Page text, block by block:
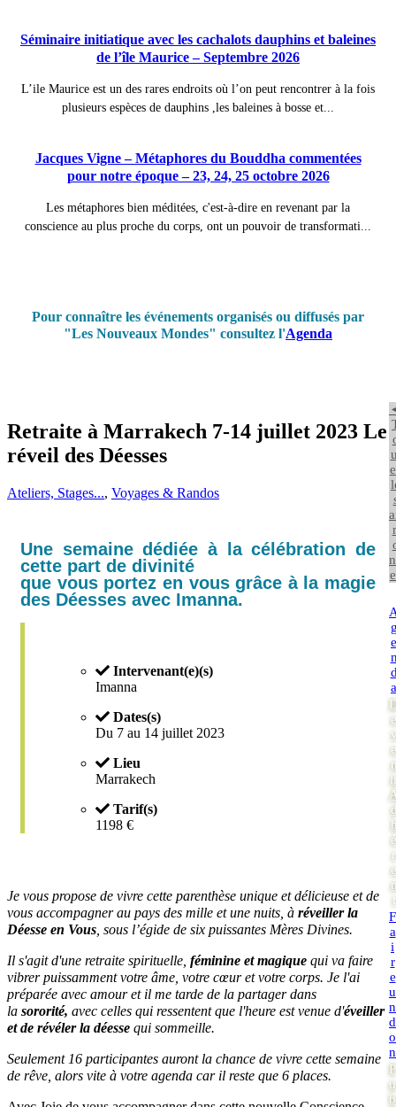
Séminaire initiatique avec les cachalots dauphins et baleines
de l’île Maurice – Septembre 2026
L’ile Maurice est un des rares endroits où l’on peut rencontrer à la fois
plusieurs espèces de dauphins ,les baleines à bosse et...
Jacques Vigne – Métaphores du Bouddha commentées
pour notre époque – 23, 24, 25 octobre 2026
Les métaphores bien méditées, c'est-à-dire en revenant par la
conscience au plus proche du corps, ont un pouvoir de transformati...
Pour connaître les événements organisés ou diffusés par
"Les Nouveaux Mondes" consultez l'Agenda
Retraite à Marrakech 7-14 juillet 2023 Le
réveil des Déesses
Ateliers, Stages..., Voyages & Randos
Une semaine dédiée à la célébration de
cette part de divinité
que vous portez en vous grâce à la magie
des Déesses avec Imanna.
Intervenant(e)(s)
Imanna
Dates(s)
Du 7 au 14 juillet 2023
Lieu
Marrakech
Tarif(s)
1198 €
Je vous propose de vivre cette parenthèse unique et délicieuse et de
vous accompagner au pays des mille et une nuits, à réveiller la
Déesse en Vous , sous l’égide de six puissantes Mères Divines.
Il s'agit d'une retraite spirituelle, féminine et magique qui va faire
vibrer puissamment votre âme, votre cœur et votre corps. Je l'ai
préparée avec amour et il me tarde de la partager dans
la sororité, avec celles qui ressentent que l'heure est venue d'éveiller
et de révéler la déesse qui sommeille.
Seulement 16 participantes auront la chance de vivre cette semaine
de rêve, alors vite à votre agenda car il reste que 6 places.
e
a
e
e
é
r
e
t
F
a
i
r
e
u
n
d
o
n
P
u
b